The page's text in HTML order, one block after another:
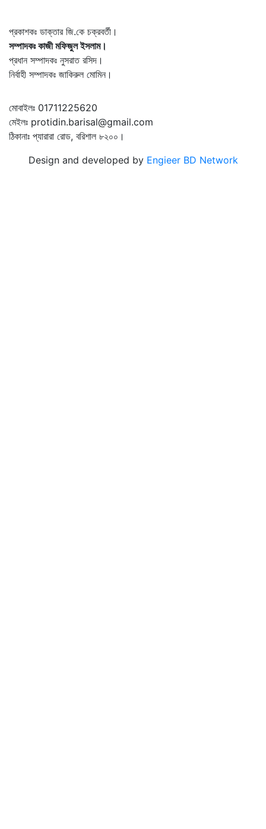
প্রকাশকঃ ডাক্তার জি.কে চক্রবর্তী।
সম্পাদকঃ কাজী মফিজুল ইসলাম।
প্রধান সম্পাদকঃ নুসরাত রসিদ।
নির্বাহী সম্পাদকঃ জাকিরুল মোমিন।
মোবাইলঃ 01711225620
মেইলঃ protidin.barisal@gmail.com
ঠিকানাঃ প্যারারা রোড, বরিশাল ৮২০০।
Design and developed by Engieer BD Network